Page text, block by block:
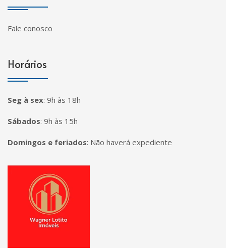
Fale conosco
Horários
Seg à sex: 9h às 18h
Sábados: 9h às 15h
Domingos e feriados: Não haverá expediente
Página inicial